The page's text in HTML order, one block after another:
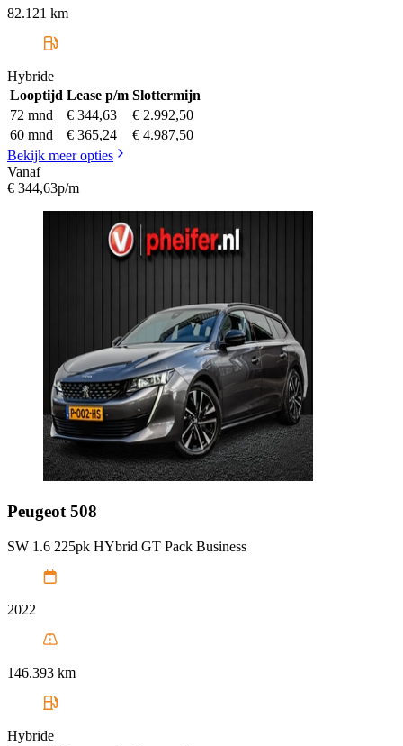
82.121 km
Hybride
Looptijd Lease p/m Slottermijn
72 mnd
€ 344,63
€ 2.992,50
60 mnd
€ 365,24
€ 4.987,50
Bekijk meer opties
Vanaf
€ 344,63p/m
Peugeot 508
SW 1.6 225pk HYbrid GT Pack Business
2022
146.393 km
Hybride